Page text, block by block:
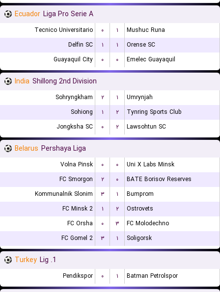
Ecuador Liga Pro Serie A
Tecnico Universitario ۰ ۱
Mushuc Runa
Delfin SC
۱ ۱
Orense SC
Guayaquil City
۰ ۰ Emelec Guayaquil
India Shillong 2nd Division
Sohryngkham ۲ ۱
Umrynjah
Sohiong
۱ ۲
Tynring Sports Club
Jongksha SC
۰ ۲ Lawsohtun SC
Belarus Pershaya Liga
Volna Pinsk ۰ ۰
Uni X Labs Minsk
FC Smorgon
۲ ۰
BATE Borisov Reserves
Kommunalnik Slonim
۳ ۱
Bumprom
FC Minsk 2
۱ ۲
Ostrovets
FC Orsha
۰ ۳
FC Molodechno
FC Gomel 2
۳ ۱ Soligorsk
Turkey 1. Lig
Pendikspor ۰ ۱ Batman Petrolspor